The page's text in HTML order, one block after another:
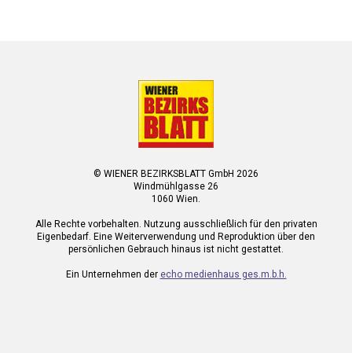
© WIENER BEZIRKSBLATT GmbH 2026
Windmühlgasse 26
1060 Wien.
Alle Rechte vorbehalten. Nutzung ausschließlich für den privaten
Eigenbedarf. Eine Weiterverwendung und Reproduktion über den
persönlichen Gebrauch hinaus ist nicht gestattet.
Ein Unternehmen der echo medienhaus ges.m.b.h.